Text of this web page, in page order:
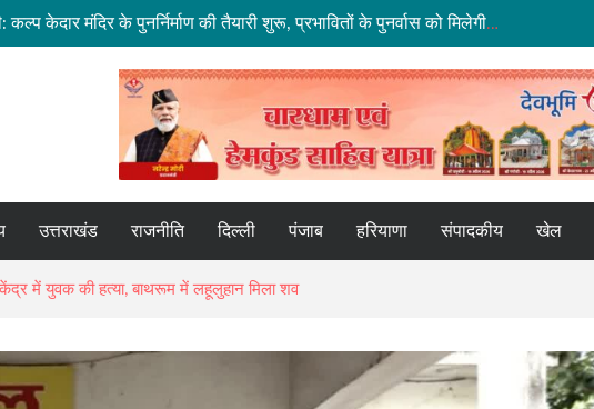
धराली आपदा की पहली बरसी: कल्प केदार मंदिर के पुनर्निर्माण की तैयारी शुरू, प्रभावितों के पुनर्वास को मिलेगी नई रफ्तार
और बदरीनाथ हाईवे पर भूस्खलन, कई मार्ग बंद; श्रद्धालु और यात्री फंसे
निर्देश, भारी वर्षा के मद्देनज़र सभी एजेंसियां रहें चौकन्नी
सौगात, EPFO के नए कार्यालय खोलने पर केंद्र सरकार विचाररत
RBI ने शुरू की तैयारी, 2028 तक ₹10 और ₹20 के पॉलीमर नोट होंगे जारी
उत्तराखंड राजनीति दिल्ली पंजाब हरियाणा संपादकीय खेल
में युवक की हत्या, बाथरूम में लहूलुहान मिला शव